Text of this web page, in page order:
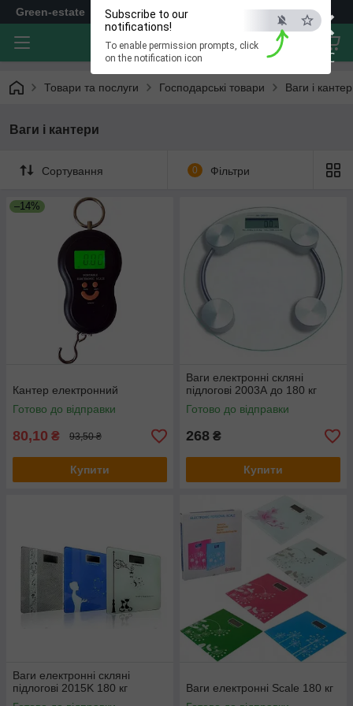
×
ESC
Subscribe to our
notifications!
To enable permission prompts, click
on the notification icon
Green-estate
Товари та послуги Господарські товари Ваги і
Ваги і кантери
Сортування 0 Фільтри
–14%
Кантер електронний
Готово до відправки
80,10 ₴ 93,50 ₴
Купити
Ваги електронні скляні
підлогові 2003А до 180 кг
Готово до відправки
268 ₴
Купити
Ваги електронні скляні
підлогові 2015K 180 кг
Ваги електронні Scale 180 кг